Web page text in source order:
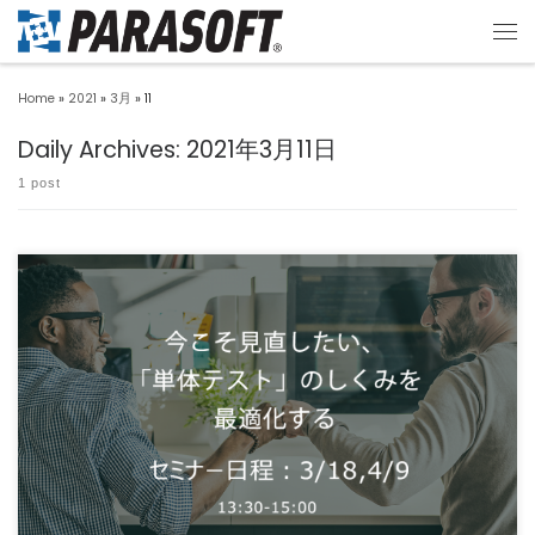
Home » 2021 » 3月 » 11
Daily Archives: 2021年3月11日
1 post
単体テストを定着させるための３つのファクターと開発者の大きな味方、テストツー
ルの最新トレンドをご紹介 […]